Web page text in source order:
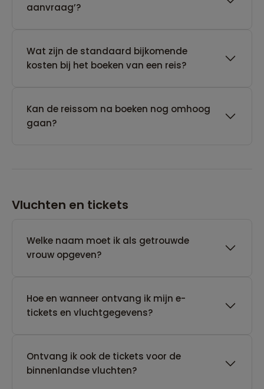
aanvraag’?
Wat zijn de standaard bijkomende
kosten bij het boeken van een reis?
Kan de reissom na boeken nog omhoog
gaan?
Vluchten en tickets
Welke naam moet ik als getrouwde
vrouw opgeven?
Hoe en wanneer ontvang ik mijn e-
tickets en vluchtgegevens?
Ontvang ik ook de tickets voor de
binnenlandse vluchten?